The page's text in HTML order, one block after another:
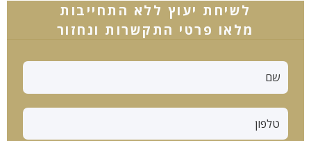
לשיחת יעוץ ללא התחייבות
מלאו פרטי התקשרות ונחזור
ש
ם
מ
ס